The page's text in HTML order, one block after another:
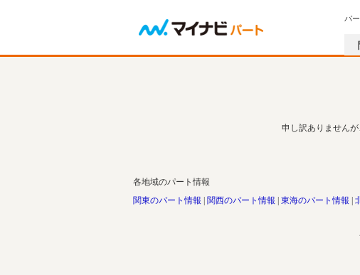
パ
申し訳ありません
各地域のパート情報
関東のパート情報
関西のパート情報 東海のパート情報